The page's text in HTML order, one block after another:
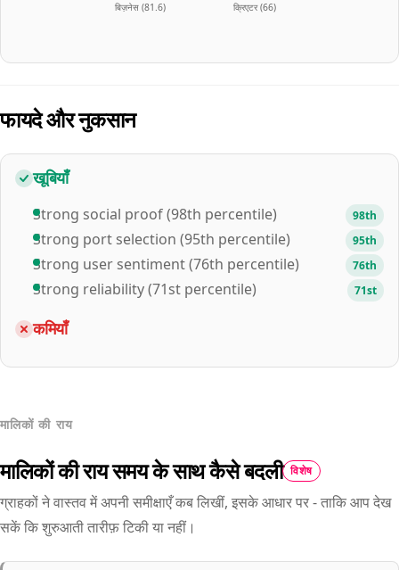
क्रिएटर(66)
बिज़नेस(81.6)
फायदे और नुकसान
खूबियाँ
Strong social proof (98th percentile) 98th
Strong port selection (95th percentile) 95th
Strong user sentiment (76th percentile) 76th
Strong reliability (71st percentile) 71st
कमियाँ
मालिकों की राय
मालिकों की राय समय के साथ कैसे बदली विशेष
ग्राहकों ने वास्तव में अपनी समीक्षाएँ कब लिखीं, इसके आधार पर - ताकि आप देख
सकें कि शुरुआती तारीफ़ टिकी या नहीं।